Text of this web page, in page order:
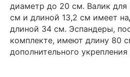
диаметр до 20 см. Валик для
см и длиной 13,2 см имеет
длиной 34 см. Эспандеры,
комплекте, имеют длину 80
дополнительного